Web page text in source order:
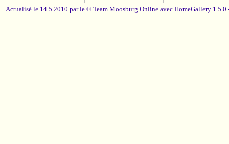
Actualisé le 14.5.2010 par le © Team Moosburg Online avec HomeGallery 1.5.0